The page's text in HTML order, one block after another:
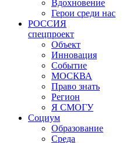
Вдохновение
Герои среди нас
РОССИЯ
спецпроект
Объект
Инновация
Событие
МОСКВА
Право знать
Регион
Я СМОГУ
Социум
Образование
Среда